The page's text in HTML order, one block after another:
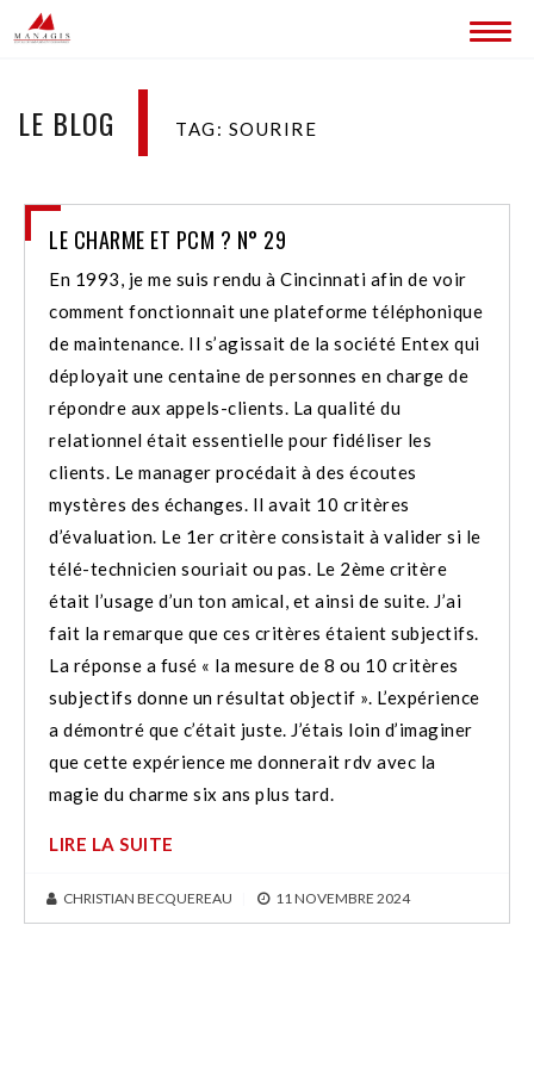
LES SITES MANAGIS
CONTACT
LE BLOG TAG: SOURIRE
LE CHARME ET PCM ? N° 29
En 1993, je me suis rendu à Cincinnati afin de voir
comment fonctionnait une plateforme téléphonique
de maintenance. Il s’agissait de la société Entex qui
déployait une centaine de personnes en charge de
répondre aux appels-clients. La qualité du
relationnel était essentielle pour fidéliser les
clients. Le manager procédait à des écoutes
mystères des échanges. Il avait 10 critères
d’évaluation. Le 1er critère consistait à valider si le
télé-technicien souriait ou pas. Le 2ème critère
était l’usage d’un ton amical, et ainsi de suite. J’ai
fait la remarque que ces critères étaient subjectifs.
La réponse a fusé « la mesure de 8 ou 10 critères
subjectifs donne un résultat objectif ». L’expérience
a démontré que c’était juste. J’étais loin d’imaginer
que cette expérience me donnerait rdv avec la
magie du charme six ans plus tard.
LIRE LA SUITE
CHRISTIAN BECQUEREAU 11 NOVEMBRE 2024